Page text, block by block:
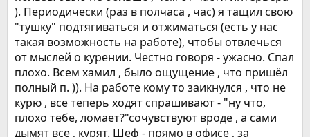
). Периодически (раз в полчаса , час) я тащил свою
"тушку" подтягиваться и отжиматься (есть у нас
такая возможность на работе), чтобы отвлечься
от мыслей о курении. Честно говоря - ужасно. Спал
плохо. Всем хамил , было ощущение , что пришёл
полный п. )). На работе кому то заикнулся , что не
курю , все теперь ходят спрашивают - "ну что,
плохо тебе, ломает?"сочувствуют вроде , а сами
дымят все , курят. Шеф - прямо в офисе , за